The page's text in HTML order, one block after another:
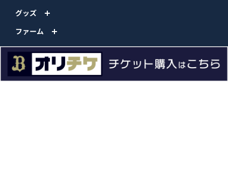
グッズ
ファーム
エンタメ
スタジアム